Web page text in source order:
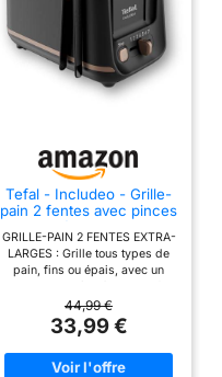
Tefal - Includeo - Grille-
pain 2 fentes avec pinces
GRILLE-PAIN 2 FENTES EXTRA-
LARGES : Grille tous types de
pain, fins ou épais, avec un
et facile à récupérer avec la
prince intégrée, aimantée aux
parois. UTILISATION SIMPLE ET
LISIBLE : Avec de grands
boutons faciles à lire et à
44,99 €
33,99 €